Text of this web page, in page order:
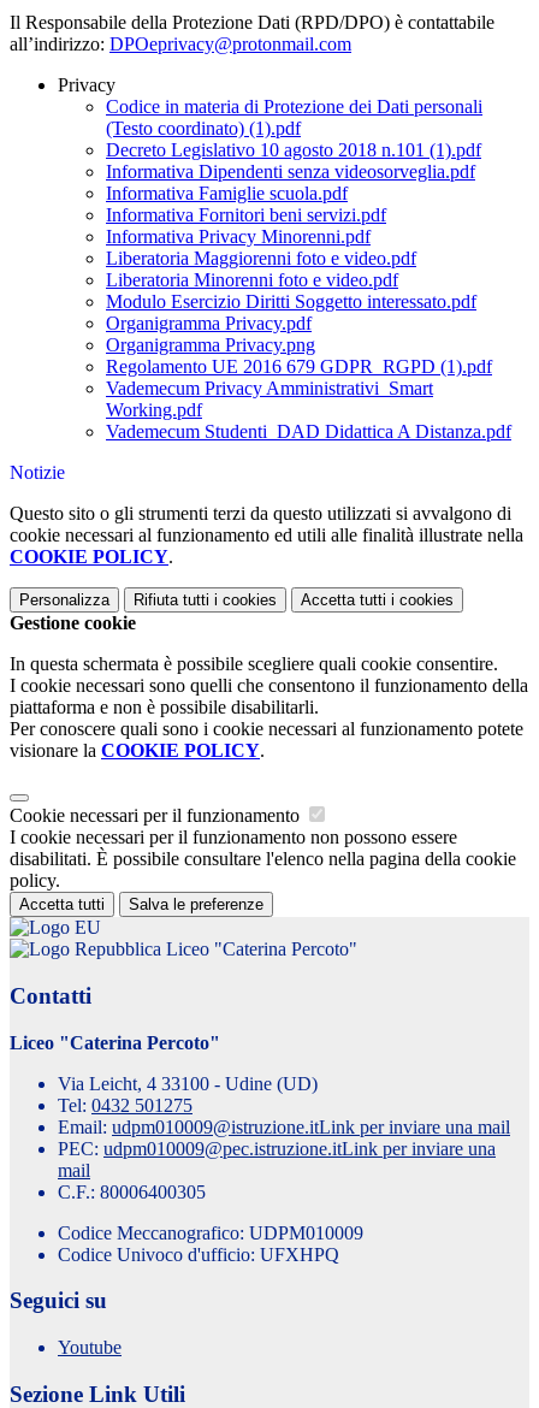
Il Responsabile della Protezione Dati (RPD/DPO) è contattabile
all’indirizzo: DPOeprivacy@protonmail.com
Privacy
Codice in materia di Protezione dei Dati personali
(Testo coordinato) (1).pdf
Decreto Legislativo 10 agosto 2018 n.101 (1).pdf
Informativa Dipendenti senza videosorveglia.pdf
Informativa Famiglie scuola.pdf
Informativa Fornitori beni servizi.pdf
Informativa Privacy Minorenni.pdf
Liberatoria Maggiorenni foto e video.pdf
Liberatoria Minorenni foto e video.pdf
Modulo Esercizio Diritti Soggetto interessato.pdf
Organigramma Privacy.pdf
Organigramma Privacy.png
Regolamento UE 2016 679 GDPR_RGPD (1).pdf
Vademecum Privacy Amministrativi_Smart
Working.pdf
Vademecum Studenti_DAD Didattica A Distanza.pdf
Notizie
Questo sito o gli strumenti terzi da questo utilizzati si avvalgono di
cookie necessari al funzionamento ed utili alle finalità illustrate nella
COOKIE POLICY.
Personalizza Rifiuta tutti i cookies Accetta tutti i cookies
Gestione cookie
In questa schermata è possibile scegliere quali cookie consentire.
I cookie necessari sono quelli che consentono il funzionamento della
piattaforma e non è possibile disabilitarli.
Per conoscere quali sono i cookie necessari al funzionamento potete
visionare la COOKIE POLICY.
Cookie necessari per il funzionamento
I cookie necessari per il funzionamento non possono essere
disabilitati. È possibile consultare l'elenco nella pagina della cookie
policy.
Accetta tutti Salva le preferenze
Liceo "Caterina Percoto"
Contatti
Liceo "Caterina Percoto"
Via Leicht, 4 33100 - Udine (UD)
Tel: 0432 501275
Email: udpm010009@istruzione.itLink per inviare una mail
PEC: udpm010009@pec.istruzione.itLink per inviare una
mail
C.F.: 80006400305
Codice Meccanografico: UDPM010009
Codice Univoco d'ufficio: UFXHPQ
Seguici su
Youtube
Sezione Link Utili